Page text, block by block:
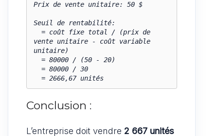
Prix de vente unitaire: 50 $
Seuil de rentabilité:
vente unitaire - coût variable
unitaire)
  = 2666,67 unités
Conclusion :
L’entreprise doit vendre 2 667 unités